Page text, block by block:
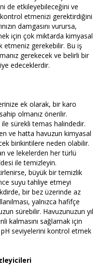
de etkileyebileceğini ve
etmenizi gerektirdiğini
damgasını vurursa,
için çok miktarda kimyasal
etmeniz gerekebilir. Bu iş
gerekecek ve belirli bir
edeceklerdir.
ek olarak, bir karo
olmanız önerilir.
sürekli temas halindedir.
ve hatta havuzun kimyasal
birikintilere neden olabilir.
ve lekelerden her türlü
ile temizleyin.
büyük bir temizlik
suyu tahliye etmeyi
bir bez üzerinde az
yalnızca hafifçe
sürebilir. Havuzunuzun yıl
kalmasını sağlamak için
seviyelerini kontrol etmek